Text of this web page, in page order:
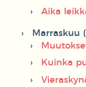
Aika
Marraskuu
Kuinka